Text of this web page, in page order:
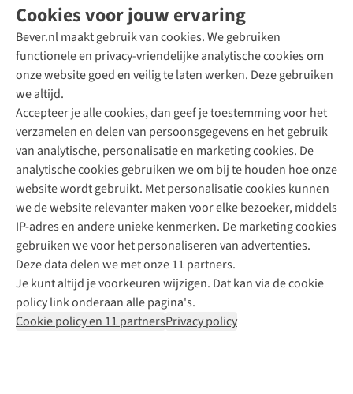
Cookies voor jouw ervaring
Bever.nl maakt gebruik van cookies. We gebruiken
functionele en privacy-vriendelijke analytische cookies om
onze website goed en veilig te laten werken. Deze gebruiken
we altijd.
Accepteer je alle cookies, dan geef je toestemming voor het
verzamelen en delen van persoonsgegevens en het gebruik
van analytische, personalisatie en marketing cookies. De
analytische cookies gebruiken we om bij te houden hoe onze
website wordt gebruikt. Met personalisatie cookies kunnen
we de website relevanter maken voor elke bezoeker, middels
IP-adres en andere unieke kenmerken. De marketing cookies
gebruiken we voor het personaliseren van advertenties.
Deze data delen we met onze 11 partners.
Je kunt altijd je voorkeuren wijzigen. Dat kan via de cookie
policy link onderaan alle pagina's.
Cookie policy en 11 partnersPrivacy policy
Direct advies van een Buitenexpert
+31 (0)85 888 50 88
+31 6 12 28 49 80
Contactformulier